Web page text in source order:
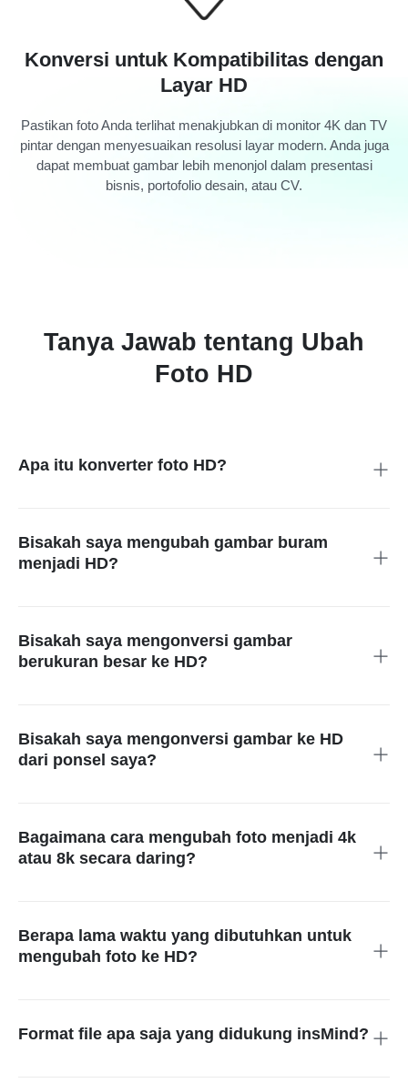
Konversi untuk Kompatibilitas dengan
Layar HD
Pastikan foto Anda terlihat menakjubkan di monitor 4K dan TV
pintar dengan menyesuaikan resolusi layar modern. Anda juga
dapat membuat gambar lebih menonjol dalam presentasi
bisnis, portofolio desain, atau CV.
Tanya Jawab tentang Ubah
Foto HD
Apa itu konverter foto HD?
meningkatkan resolusi gambar biasa atau terkompresi
menjadi foto beresolusi tinggi.
Bisakah saya mengubah gambar buram
menjadi HD?
hitungan detik. insMind adalah alat hebat yang dapat Anda
gunakan untuk mengubah gambar berkualitas rendah dan
membuatnya seribu kali lebih baik.
Bisakah saya mengonversi gambar
berukuran besar ke HD?
didukung adalah 2000 × 2000 piksel.
Bisakah saya mengonversi gambar ke HD
dari ponsel saya?
Kami juga menyediakan aplikasi iOS dan Android di App Store
dan Google Play. Anda bisa mengunduhnya dan mengonversi
foto langsung dari ponsel Anda.
Bagaimana cara mengubah foto menjadi 4k
atau 8k secara daring?
Ubah Foto HD yang didukung AI dari insMind. Anda hanya
perlu mengunggah foto dan memilih resolusi yang diinginkan
untuk mendapatkan kualitas yang Anda inginkan.
Berapa lama waktu yang dibutuhkan untuk
mengubah foto ke HD?
versi Full HD akan dihasilkan secara otomatis.
Format file apa saja yang didukung insMind?